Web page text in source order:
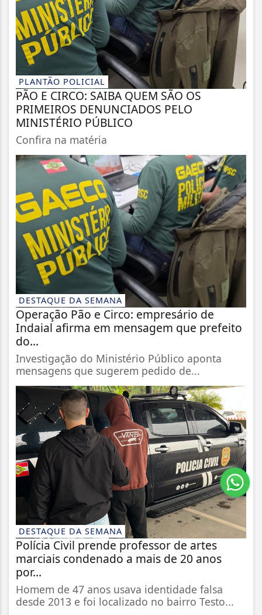
PLANTÃO POLICIAL
PÃO E CIRCO: SAIBA QUEM SÃO OS
PRIMEIROS DENUNCIADOS PELO
MINISTÉRIO PÚBLICO
Confira na matéria
DESTAQUE DA SEMANA
Operação Pão e Circo: empresário de
Indaial afirma em mensagem que prefeito
do...
Investigação do Ministério Público aponta
mensagens que sugerem pedido de...
DESTAQUE DA SEMANA
Polícia Civil prende professor de artes
marciais condenado a mais de 20 anos
por...
Homem de 47 anos usava identidade falsa
desde 2013 e foi localizado no bairro Testo...